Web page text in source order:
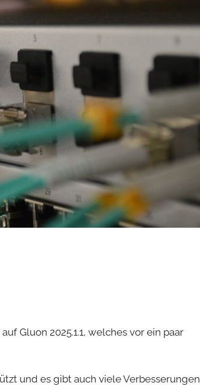
Gluon 2025.1.1, welches vor ein paar
und es gibt auch viele Verbesserungen